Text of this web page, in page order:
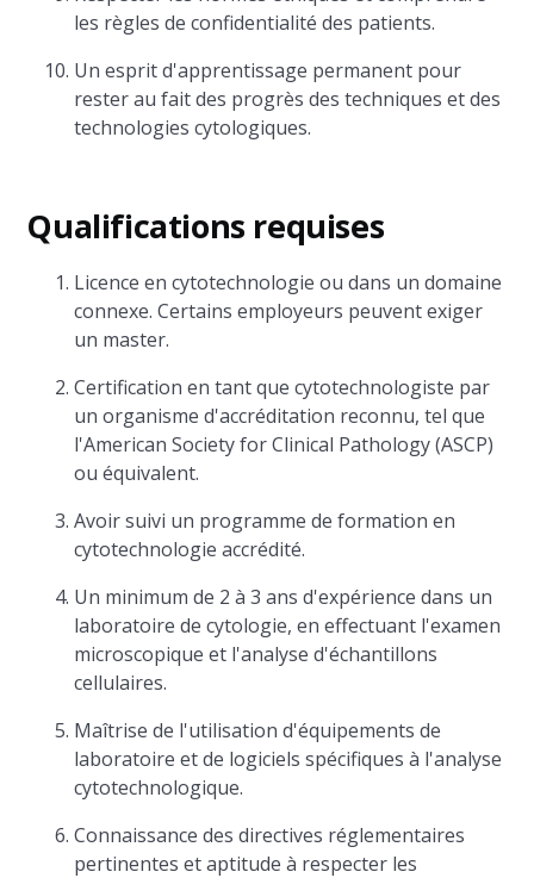
les règles de confidentialité des patients.
Un esprit d'apprentissage permanent pour
rester au fait des progrès des techniques et des
technologies cytologiques.
Qualifications requises
Licence en cytotechnologie ou dans un domaine
connexe. Certains employeurs peuvent exiger
un master.
Certification en tant que cytotechnologiste par
un organisme d'accréditation reconnu, tel que
l'American Society for Clinical Pathology (ASCP)
ou équivalent.
Avoir suivi un programme de formation en
cytotechnologie accrédité.
Un minimum de 2 à 3 ans d'expérience dans un
laboratoire de cytologie, en effectuant l'examen
microscopique et l'analyse d'échantillons
cellulaires.
Maîtrise de l'utilisation d'équipements de
laboratoire et de logiciels spécifiques à l'analyse
cytotechnologique.
Connaissance des directives réglementaires
pertinentes et aptitude à respecter les